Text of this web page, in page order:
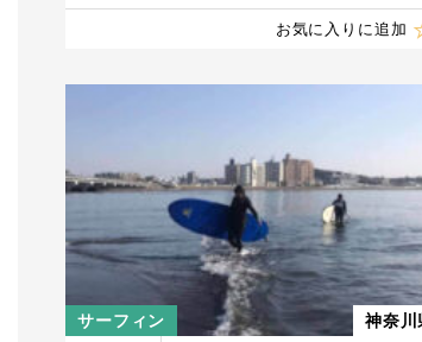
お気に入りに追加
サーフィン 神奈川